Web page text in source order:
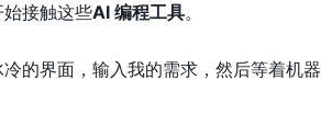
接触这些AI 编程工具。
的界面，输入我的需求，然后等着